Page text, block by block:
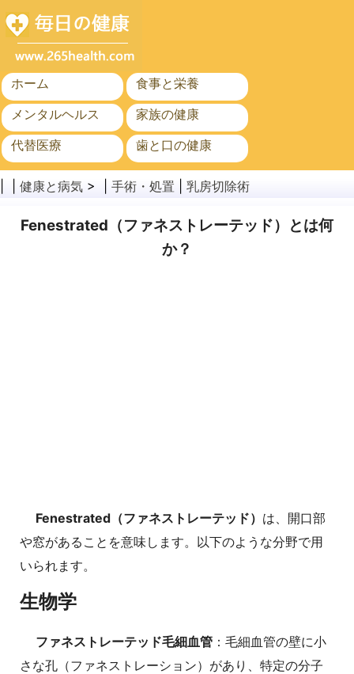
ホーム
食事と栄養
メンタルヘルス
家族の健康
代替医療
歯と口の健康
がん
公衆衛生
健康と病気 > | 手術・処置 乳房切除術
Fenestrated（ファネストレーテッド）とは何
か？
Fenestrated（ファネストレーテッド） は、開口部
や窓があることを意味します。以下のような分野で用
いられます。
生物学
ファネストレーテッド毛細血管 ：毛細血管の壁に小
さな孔（ファネストレーション）があり、特定の分子